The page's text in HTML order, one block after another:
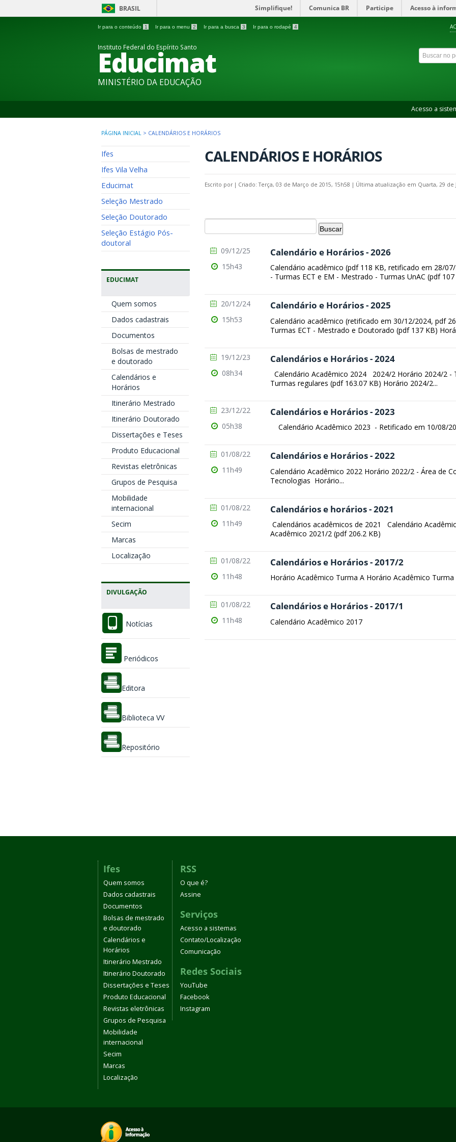
BRASIL Simplifique! Comunica BR Participe Acesso à
Ir para o conteúdo 1 Ir para o menu 2 Ir para a busca 3 Ir para o rodapé 4
Instituto Federal do Espírito Santo
Educimat
MINISTÉRIO DA EDUCAÇÃO
Acesso a
PÁGINA INICIAL > CALENDÁRIOS E HORÁRIOS
Ifes
Ifes Vila Velha
Educimat
Seleção Mestrado
Seleção Doutorado
Seleção Estágio Pós-
doutoral
EDUCIMAT
Quem somos
Dados cadastrais
Documentos
Bolsas de mestrado
e doutorado
Calendários e
Horários
Itinerário Mestrado
Itinerário Doutorado
Dissertações e Teses
Produto Educacional
Revistas eletrônicas
Grupos de Pesquisa
Mobilidade
internacional
Secim
Marcas
Localização
DIVULGAÇÃO
Notícias
Periódicos
Editora
Biblioteca VV
Repositório
CALENDÁRIOS E HORÁRIOS
Escrito por | Criado: Terça, 03 de Março de 2015, 15h58 | Última atualização em Quarta, 29 de
Calendário e Horários - 2026
Calendário acadêmico (pdf 118 KB, retificado em 28/
- Turmas ECT e EM - Mestrado - Turmas UnAC (pdf 107
09/12/25
15h43
Calendário e Horários - 2025
Calendário acadêmico (retificado em 30/12/2024, pdf
Turmas ECT - Mestrado e Doutorado (pdf 137 KB)
20/12/24
15h53
Calendários e Horários - 2024
Calendário Acadêmico 2024 2024/2 Horário 2024/2 -
Turmas regulares (pdf 163.07 KB) Horário 2024/2...
19/12/23
08h34
Calendários e Horários - 2023
Calendário Acadêmico 2023 - Retificado em 10/08/
23/12/22
05h38
Calendários e Horários - 2022
Calendário Acadêmico 2022 Horário 2022/2 - Área de
Tecnologias Horário...
01/08/22
11h49
Calendários e horários - 2021
Calendários acadêmicos de 2021 Calendário
Acadêmico 2021/2 (pdf 206.2 KB)
01/08/22
11h49
Calendários e Horários - 2017/2
Horário Acadêmico Turma A Horário Acadêmico Turma
01/08/22
11h48
Calendários e Horários - 2017/1
Calendário Acadêmico 2017
01/08/22
11h48
Ifes
Quem somos
Dados cadastrais
Documentos
Bolsas de mestrado
e doutorado
Calendários e
Horários
Itinerário Mestrado
Itinerário Doutorado
Dissertações e Teses
Produto Educacional
Revistas eletrônicas
Grupos de Pesquisa
Mobilidade
internacional
Secim
Marcas
Localização
RSS
O que é?
Assine
Serviços
Acesso a sistemas
Contato/Localização
Comunicação
Redes Sociais
YouTube
Facebook
Instagram